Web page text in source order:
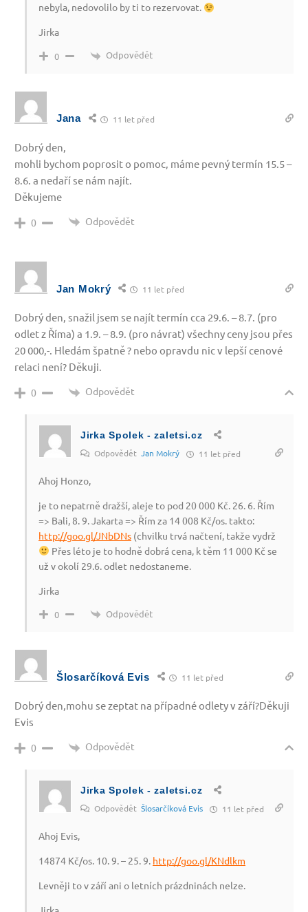
nebyla, nedovolilo by ti to rezervovat.
Jirka
0 Odpovědět
Jana 11 let před
Dobrý den,
mohli bychom poprosit o pomoc, máme pevný termín 15.5 –
8.6. a nedaří se nám najít.
Děkujeme
0 Odpovědět
Jan Mokrý 11 let před
Dobrý den, snažil jsem se najít termín cca 29.6. – 8.7. (pro
odlet z Říma) a 1.9. – 8.9. (pro návrat) všechny ceny jsou přes
20 000,-. Hledám špatně ? nebo opravdu nic v lepší cenové
relaci není? Děkuji.
0 Odpovědět
Jirka Spolek - zaletsi.cz
Odpovědět Jan Mokrý 11 let před
Ahoj Honzo,
je to nepatrně dražší, aleje to pod 20 000 Kč. 26. 6. Řím
=> Bali, 8. 9. Jakarta => Řím za 14 008 Kč/os. takto:
http://goo.gl/JNbDNs (chvilku trvá načtení, takže vydrž
Přes léto je to hodně dobrá cena, k těm 11 000 Kč se
už v okolí 29.6. odlet nedostaneme.
Jirka
0 Odpovědět
Šlosarčíková Evis 11 let před
Dobrý den,mohu se zeptat na případné odlety v září?Děkuji
Evis
0 Odpovědět
Jirka Spolek - zaletsi.cz
Odpovědět Šlosarčíková Evis 11 let před
Ahoj Evis,
14874 Kč/os. 10. 9. – 25. 9. http://goo.gl/KNdlkm
Levněji to v září ani o letních prázdninách nelze.